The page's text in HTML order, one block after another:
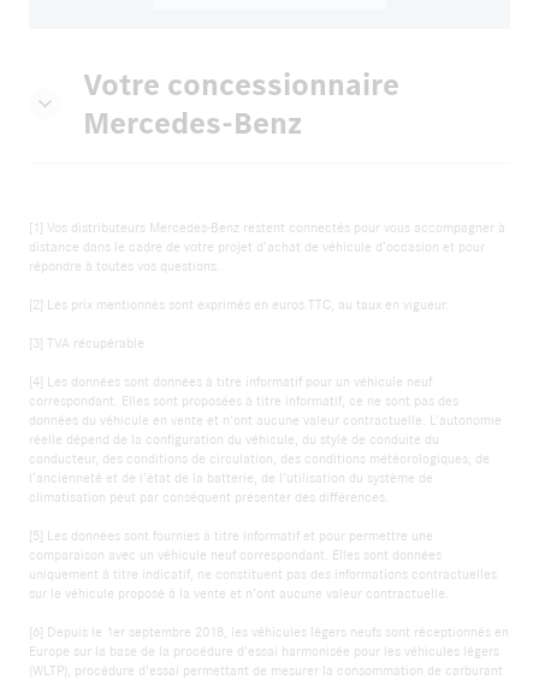
Votre concessionnaire
Mercedes-Benz
[1] Vos distributeurs Mercedes-Benz restent connectés pour vous accompagner à
distance dans le cadre de votre projet d’achat de véhicule d’occasion et pour
répondre à toutes vos questions.
[2] Les prix mentionnés sont exprimés en euros TTC, au taux en vigueur.
[3] TVA récupérable
[4] Les données sont données à titre informatif pour un véhicule neuf
correspondant. Elles sont proposées à titre informatif, ce ne sont pas des
données du véhicule en vente et n'ont aucune valeur contractuelle. L’autonomie
réelle dépend de la configuration du véhicule, du style de conduite du
conducteur, des conditions de circulation, des conditions météorologiques, de
l’ancienneté et de l’état de la batterie, de l’utilisation du système de
climatisation peut par conséquent présenter des différences.
[5] Les données sont fournies à titre informatif et pour permettre une
comparaison avec un véhicule neuf correspondant. Elles sont données
uniquement à titre indicatif, ne constituent pas des informations contractuelles
sur le véhicule proposé à la vente et n’ont aucune valeur contractuelle.
[6] Depuis le 1er septembre 2018, les véhicules légers neufs sont réceptionnés en
Europe sur la base de la procédure d'essai harmonisée pour les véhicules légers
(WLTP), procédure d'essai permettant de mesurer la consommation de carburant